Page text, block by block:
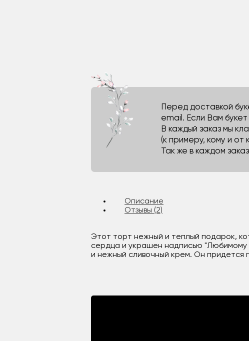
Перед доставкой
email. Если Вам
В каждый заказ мы
(к примеру, кому и от
Так же в каждом
Описание
Отзывы (2)
Этот торт нежный и теплый подарок,
сердца и украшен надписью "Любимому
и нежный сливочный крем. Он придется